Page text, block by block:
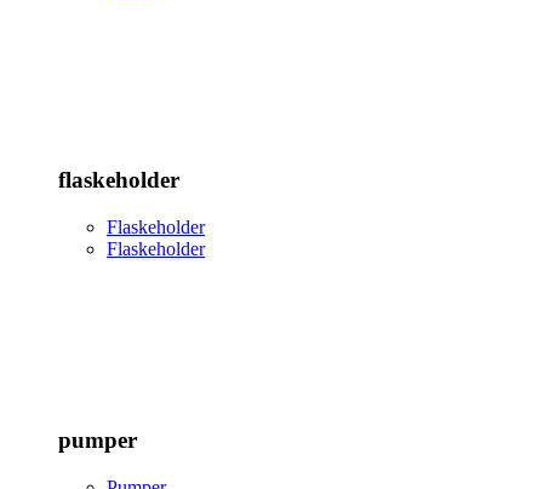
flaskeholder
Flaskeholder
Flaskeholder
pumper